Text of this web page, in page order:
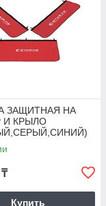
ЗАЩИТНАЯ НА
И КРЫЛО
₸
Купить